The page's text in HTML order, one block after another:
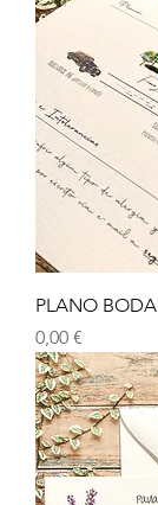
PLANO BODA
Precio
0,00 €